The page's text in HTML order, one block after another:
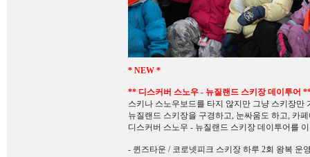
* NEW *
** 디스커버 스노우 - 뉴질랜드 스키장 데이투어
스키나 스노우보드를 타지 않지만 그냥 스키장만
뉴질랜드 스키장을 구경하고, 눈싸움도 하고, 카
디스커버 스노우 - 뉴질랜드 스키장 데이투어를
- 퀸즈타운 / 코로넷피크 스키장 하루 2회 왕복 운